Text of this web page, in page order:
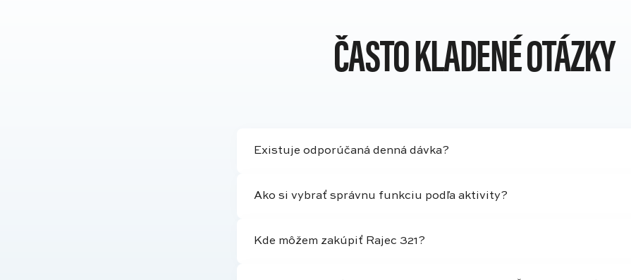
ČASTO KLADENÉ OTÁZKY
Existuje odporúčaná denná dávka?
Ako si vybrať správnu funkciu podľa aktivity?
Kde môžem zakúpiť Rajec 321?